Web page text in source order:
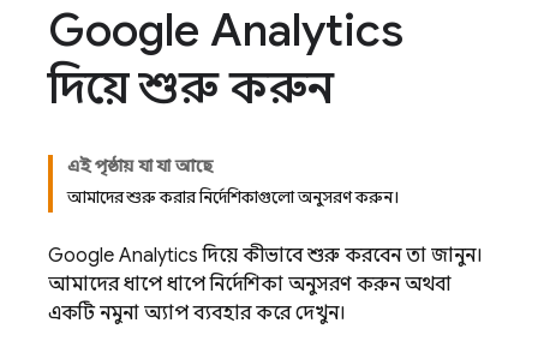
Google Analytics
দিয়ে শুরু করুন
এই পৃষ্ঠায় যা যা আছে
আমাদের শুরু করার নির্দেশিকাগুলো অনুসরণ করুন।
Google Analytics দিয়ে কীভাবে শুরু করবেন তা জানুন।
আমাদের ধাপে ধাপে নির্দেশিকা অনুসরণ করুন অথবা
একটি নমুনা অ্যাপ ব্যবহার করে দেখুন।